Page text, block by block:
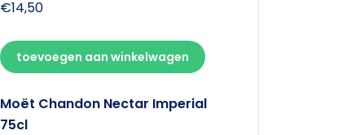
€14,50
toevoegen aan winkelwagen
Moët Chandon Nectar Imperial
75cl